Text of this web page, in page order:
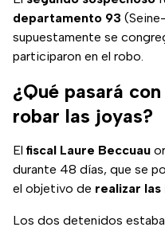
departamento 93
supuestamente se
participaron en el robo.
¿Qué pasará
robar las joyas?
El fiscal Laure Beccuau
durante 48 días, que se
el objetivo de realizar
Los dos detenidos